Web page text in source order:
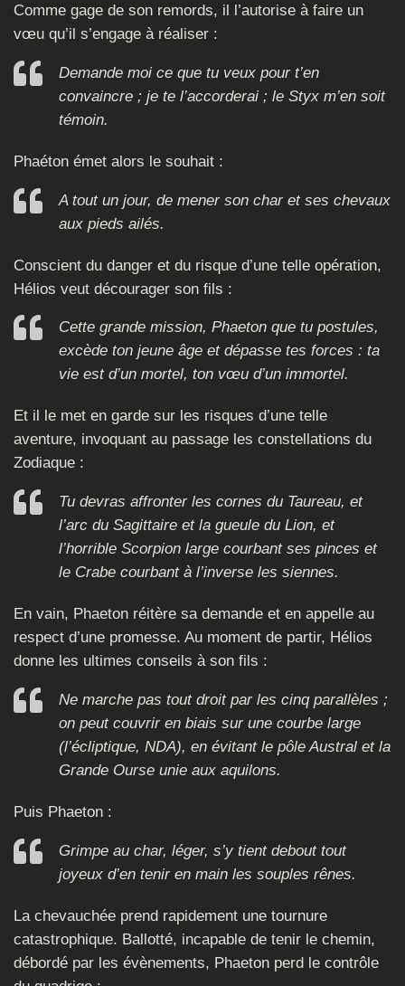
Comme gage de son remords, il l’autorise à faire un
vœu qu’il s’engage à réaliser :
Demande moi ce que tu veux pour t’en
convaincre ; je te l’accorderai ; le Styx m’en soit
témoin.
Phaéton émet alors le souhait :
A tout un jour, de mener son char et ses chevaux
aux pieds ailés.
Conscient du danger et du risque d’une telle opération,
Hélios veut décourager son fils :
Cette grande mission, Phaeton que tu postules,
excède ton jeune âge et dépasse tes forces : ta
vie est d’un mortel, ton vœu d’un immortel.
Et il le met en garde sur les risques d’une telle
aventure, invoquant au passage les constellations du
Zodiaque :
Tu devras affronter les cornes du Taureau, et
l’arc du Sagittaire et la gueule du Lion, et
l’horrible Scorpion large courbant ses pinces et
le Crabe courbant à l’inverse les siennes.
En vain, Phaeton réitère sa demande et en appelle au
respect d’une promesse. Au moment de partir, Hélios
donne les ultimes conseils à son fils :
Ne marche pas tout droit par les cinq parallèles ;
on peut couvrir en biais sur une courbe large
(l’écliptique, NDA), en évitant le pôle Austral et la
Grande Ourse unie aux aquilons.
Puis Phaeton :
Grimpe au char, léger, s’y tient debout tout
joyeux d’en tenir en main les souples rênes.
La chevauchée prend rapidement une tournure
catastrophique. Ballotté, incapable de tenir le chemin,
débordé par les évènements, Phaeton perd le contrôle